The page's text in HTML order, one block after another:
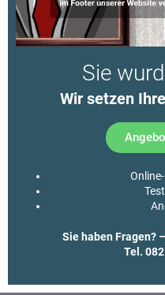
Sie
Wir setzen
Sie haben Fragen?
Tel.